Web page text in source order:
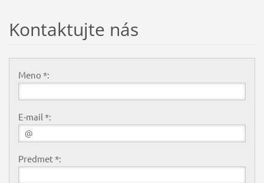
Kontaktujte nás
Meno *:
E-mail *:
Predmet *: